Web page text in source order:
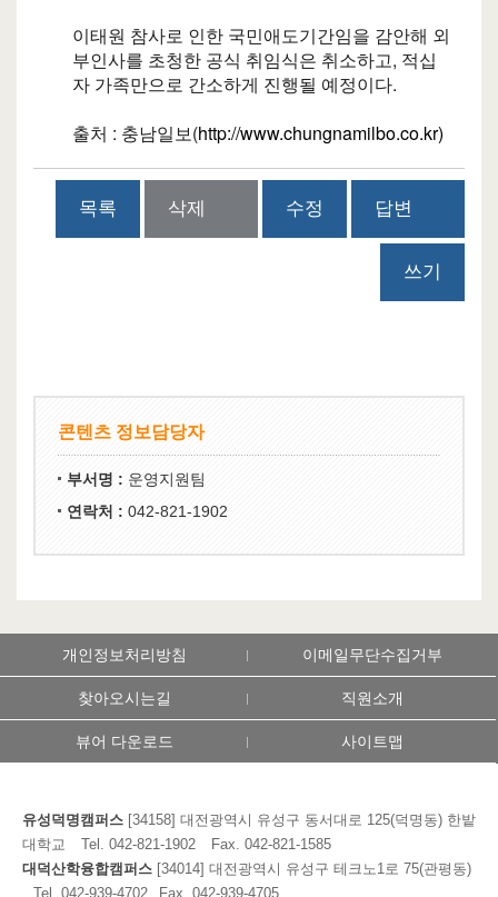
이태원 참사로 인한 국민애도기간임을 감안해 외
부인사를 초청한 공식 취임식은 취소하고, 적십
자 가족만으로 간소하게 진행될 예정이다.
출처 : 충남일보(http://www.chungnamilbo.co.kr)
목록 삭제 수정 답변
쓰기
콘텐츠 정보담당자
부서명 : 운영지원팀
연락처 : 042-821-1902
개인정보처리방침 이메일무단수집거부
찾아오시는길 직원소개
뷰어 다운로드 사이트맵
유성덕명캠퍼스 [34158] 대전광역시 유성구 동서대로 125(덕명동) 한밭
대학교
Tel. 042-821-1902
Fax. 042-821-1585
대덕산학융합캠퍼스 [34014] 대전광역시 유성구 테크노1로 75(관평동)
Tel. 042-939-4702
Fax. 042-939-4705